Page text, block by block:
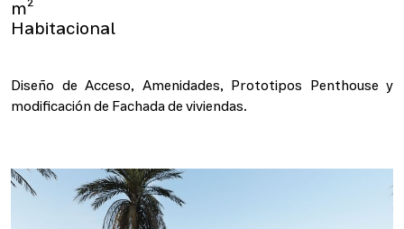
m²
Habitacional
Diseño de Acceso, Amenidades, Prototipos Penthouse y
modificación de Fachada de viviendas.